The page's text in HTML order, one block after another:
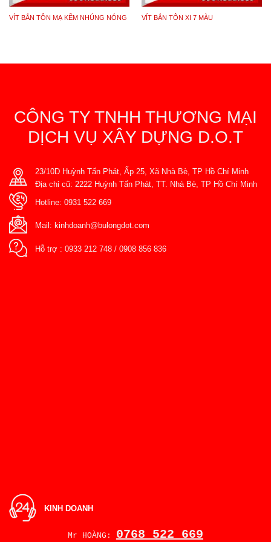
VÍT BẮN TÔN MẠ KẼM NHÚNG NÓNG VÍT BẮN TÔN XI 7 MÀU
CÔNG TY TNHH THƯƠNG MẠI
DỊCH VỤ XÂY DỰNG D.O.T
23/10D Huỳnh Tấn Phát, Ấp 25, Xã Nhà Bè, TP Hồ Chí Minh
Địa chỉ cũ: 2222 Huỳnh Tấn Phát, TT. Nhà Bè, TP Hồ Chí Minh
Hotline:0931 522 669
Mail: kinhdoanh@bulongdot.com
Hỗ trợ :0933 212 748 /0908 856 836
KINH DOANH
Mr HOÀNG: 0768 522 669